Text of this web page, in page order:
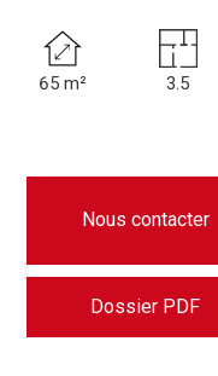
65 m² 3.5
Nous contacter
Dossier PDF